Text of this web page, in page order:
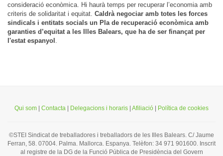
consideració econòmica. Hi haurà temps per recuperar l’economia amb
criteris de solidaritat i equitat. Caldrà negociar amb totes les forces
sindicals i entitats socials un Pla de recuperació econòmica amb
garanties d’equitat a les Illes Balears, que ha de ser finançat per
l'estat espanyol .
Qui som Contacta Delegacions i horaris Afiliació Política de cookies
©STEI Sindicat de treballadores i treballadors de les Illes Balears. C/ Jaume
Ferran, 58. 07004. Palma. Mallorca. Espanya. Telèfon: 34 971 901600. Inscrit
al registre de la DG de la Funció Pública de Presidència del Govern